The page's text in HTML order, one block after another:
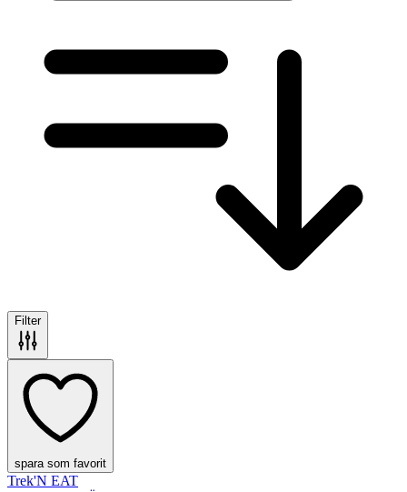
Filter
spara som favorit
Trek'N EAT